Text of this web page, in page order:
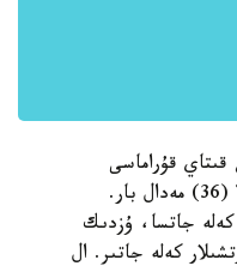
قىتاي قۇراماسى
قارسىلاستارىنان وق بويى وزىپ كەتكەن. ولاردىڭ ەنشىسىندە 15 التىن، 12 كۇمىس، 9 قولا (36) مەدال بار.
سپورتشىلار كەلە جاتسا، ۇزدىك
سپورتشىلار كەلە جاتىر. ال